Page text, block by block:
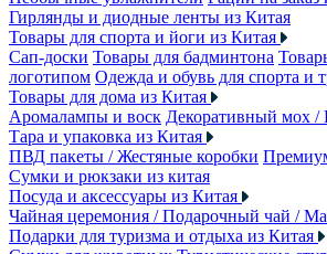
Гирлянды и диодные ленты из Китая
Товары для спорта и йоги из Китая
Сап-доски Товары для бадминтона
логотипом Одежда и обувь для спорта и
Товары для дома из Китая
Аромалампы и воск Декоративный мох /
Тара и упаковка из Китая
ПВД пакеты / Жестяные коробки
Сумки и рюкзаки из китая
Посуда и аксессуары из Китая
Чайная церемония / Подарочный чай /
Подарки для туризма и отдыха из Китая